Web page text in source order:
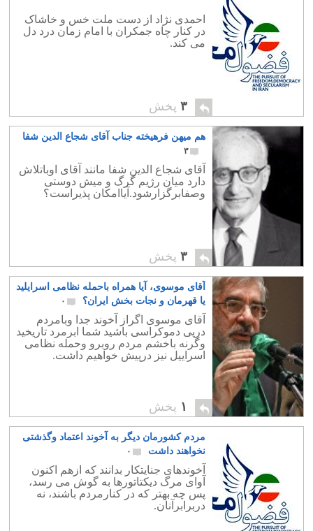
احمدی نژاد از دست ملت خس و خاشاک
در کنار چاه جمکران با امام زمان درد دل
می کند.
۳ پخش
هم میهن فرهیخته جناب آقای شجاع الدین شفا
۳
آقای شجاع الدین شفا مانند آقای اوباتلاش
دارد میان رژیم گرگ و میش دوستی
وصفابرگزارشود.آیاامکان پذیراست؟
۳ پخش
آقای موسوی، آیا همراه باحمله نظامی اسرایلید
یا قهرمان و نجات بخش ایران؟
۰
آقای موسوی اگراز آخوند جدا وبامردم
درپی دموکراسی باشید شما ابرمرد تاریخید
وگرنه باخشم مردم روبرو وحمله نظامی
اسراییل نیز درپیش خواهیم داشت.
۱ پخش
مردم کشورمان دیگر به آخوند اعتماد وگذشتی
نخواهند داشت
۰
آخوندهای جنایتکار بدانند که ازهم اکنون
آوای مرگ دیکتاتورها به گوش می رسد،
پس چه بهتر که در کنارمردم باشند، نه
دربرابرآنان.